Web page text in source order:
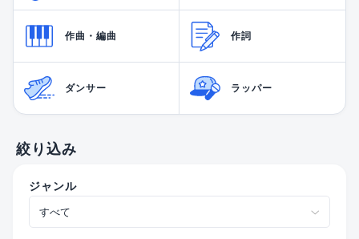
作曲・編曲 作詞
ダンサー ラッパー
絞り込み
ジャンル